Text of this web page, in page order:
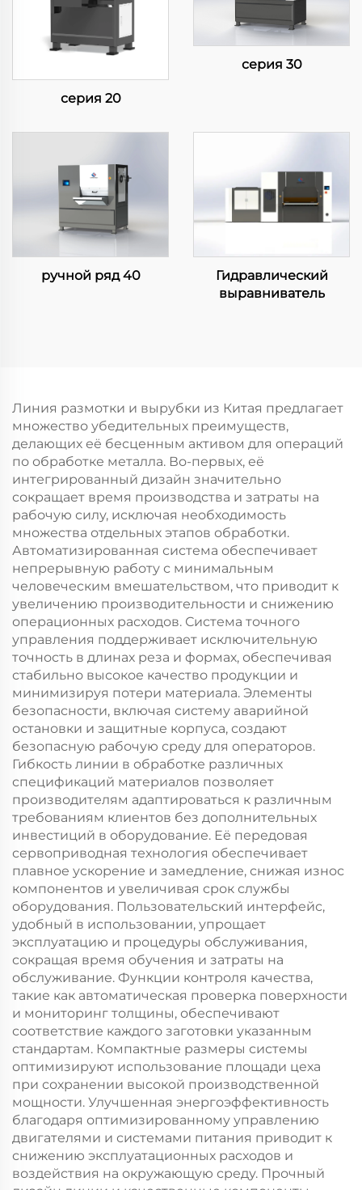
серия 20
серия 30
ручной ряд 40
Гидравлический
выравниватель
Линия размотки и вырубки из Китая предлагает
множество убедительных преимуществ,
делающих её бесценным активом для операций
по обработке металла. Во-первых, её
интегрированный дизайн значительно
сокращает время производства и затраты на
рабочую силу, исключая необходимость
множества отдельных этапов обработки.
Автоматизированная система обеспечивает
непрерывную работу с минимальным
человеческим вмешательством, что приводит к
увеличению производительности и снижению
операционных расходов. Система точного
управления поддерживает исключительную
точность в длинах реза и формах, обеспечивая
стабильно высокое качество продукции и
минимизируя потери материала. Элементы
безопасности, включая систему аварийной
остановки и защитные корпуса, создают
безопасную рабочую среду для операторов.
Гибкость линии в обработке различных
спецификаций материалов позволяет
производителям адаптироваться к различным
требованиям клиентов без дополнительных
инвестиций в оборудование. Её передовая
сервоприводная технология обеспечивает
плавное ускорение и замедление, снижая износ
компонентов и увеличивая срок службы
оборудования. Пользовательский интерфейс,
удобный в использовании, упрощает
эксплуатацию и процедуры обслуживания,
сокращая время обучения и затраты на
обслуживание. Функции контроля качества,
такие как автоматическая проверка поверхности
и мониторинг толщины, обеспечивают
соответствие каждого заготовки указанным
стандартам. Компактные размеры системы
оптимизируют использование площади цеха
при сохранении высокой производственной
мощности. Улучшенная энергоэффективность
благодаря оптимизированному управлению
двигателями и системами питания приводит к
снижению эксплуатационных расходов и
воздействия на окружающую среду. Прочный